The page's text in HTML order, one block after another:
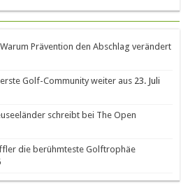
Prävention den Abschlag verändert
Golf-Community weiter aus 23. Juli
schreibt bei The Open
die berühmteste Golftrophäe